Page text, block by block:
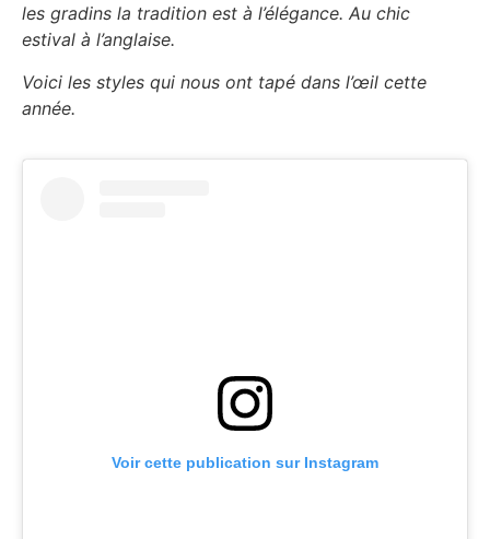
les gradins la tradition est à l’élégance. Au chic
estival à l’anglaise.
Voici les styles qui nous ont tapé dans l’œil cette
année.
Voir cette publication sur Instagram